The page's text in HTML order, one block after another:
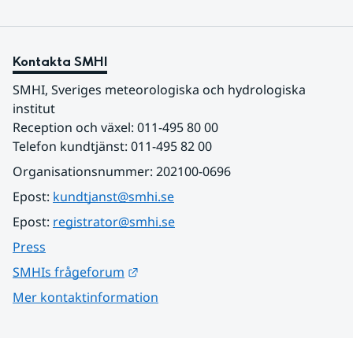
Kontakta SMHI
SMHI, Sveriges meteorologiska och hydrologiska
institut
Reception och växel: 011-495 80 00
Telefon kundtjänst: 011-495 82 00
Organisationsnummer: 202100-0696
Epost: kundtjanst@smhi.se
Epost: registrator@smhi.se
Press
SMHIs frågeforum
Mer kontaktinformation